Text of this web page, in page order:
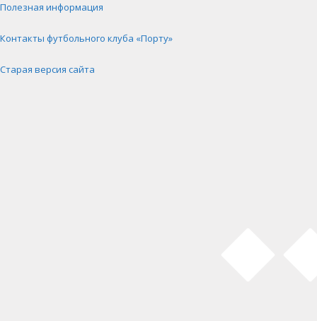
Полезная информация
Контакты футбольного клуба «Порту»
Старая версия сайта